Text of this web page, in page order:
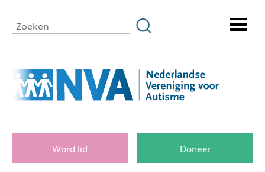
Word lid Doneer